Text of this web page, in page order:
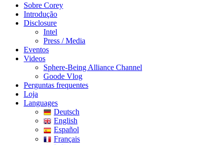
Sobre Corey
Introdução
Disclosure
Intel
Press / Media
Eventos
Videos
Sphere-Being Alliance Channel
Goode Vlog
Perguntas frequentes
Loja
Languages
Deutsch
English
Español
Français